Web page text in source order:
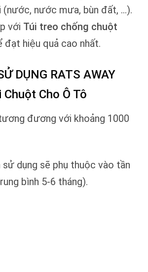
(nước, nước mưa, bùn đất, …).
với Túi treo chống chuột
đạt hiệu quả cao nhất.
DỤNG RATS AWAY
Cho Ô Tô
đương với khoảng 1000
sử dụng sẽ phụ thuộc vào tần
bình 5-6 tháng).